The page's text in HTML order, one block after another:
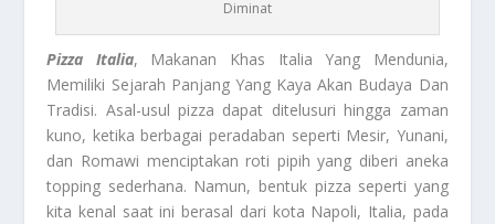
Diminat
Pizza Italia, Makanan Khas Italia Yang Mendunia,
Memiliki Sejarah Panjang Yang Kaya Akan Budaya Dan
Tradisi. Asal-usul pizza dapat ditelusuri hingga zaman
kuno, ketika berbagai peradaban seperti Mesir, Yunani,
dan Romawi menciptakan roti pipih yang diberi aneka
topping sederhana. Namun, bentuk pizza seperti yang
kita kenal saat ini berasal dari kota Napoli, Italia, pada